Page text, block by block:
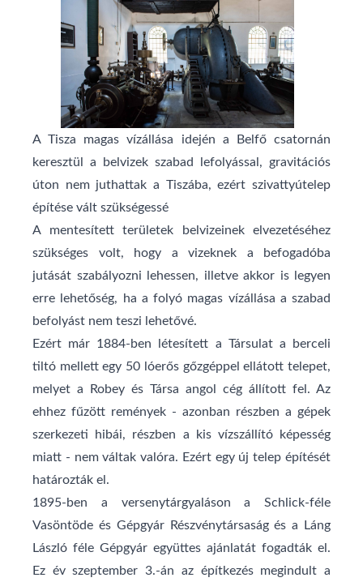
A Tisza magas vízállása idején a Belfő csatornán
keresztül a belvizek szabad lefolyással, gravitációs
úton nem juthattak a Tiszába, ezért szivattyútelep
építése vált szükségessé
A mentesített területek belvizeinek elvezetéséhez
szükséges volt, hogy a vizeknek a befogadóba
jutását szabályozni lehessen, illetve akkor is legyen
erre lehetőség, ha a folyó magas vízállása a szabad
befolyást nem teszi lehetővé.
Ezért már 1884-ben létesített a Társulat a berceli
tiltó mellett egy 50 lóerős gőzgéppel ellátott telepet,
melyet a Robey és Társa angol cég állított fel. Az
ehhez fűzött remények - azonban részben a gépek
szerkezeti hibái, részben a kis vízszállító képesség
miatt - nem váltak valóra. Ezért egy új telep építését
határozták el.
1895-ben a versenytárgyaláson a Schlick-féle
Vasöntöde és Gépgyár Részvénytársaság és a Láng
László féle Gépgyár együttes ajánlatát fogadták el.
Ez év szeptember 3.-án az építkezés megindult a